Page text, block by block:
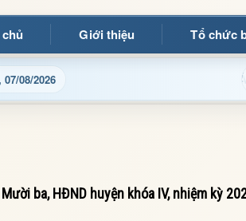
Giới thiệu Tổ chức
08/2026thông tin điện tử xã Mường Ảng
ba, HĐND huyện khóa IV, nhiệm kỳ